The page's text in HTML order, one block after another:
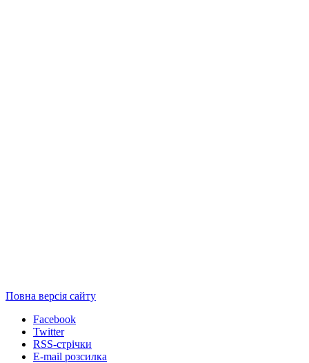
Повна версія сайту
Facebook
Twitter
RSS-стрічки
E-mail розсилка